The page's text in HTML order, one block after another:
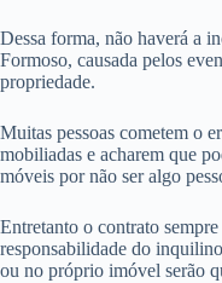
Dessa forma, não haverá a
Formoso, causada pelos
propriedade.
Muitas pessoas cometem o
mobiliadas e acharem que
móveis por não ser algo
Entretanto o contrato
responsabilidade do
ou no próprio imóvel serão